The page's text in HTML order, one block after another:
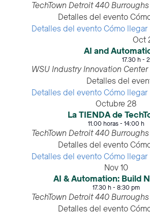
TechTown Detroit 440
Detalles del evento
Detalles del evento Cómo llegar
Oct
AI and
17.30 h-
WSU Industry Innovation Center
Detalles del
Detalles del evento Cómo llegar
Octubre28
La TIENDA de
11.00 horas- 14:00 h
TechTown Detroit 440
Detalles del evento
Detalles del evento Cómo llegar
Nov10
AI & Automation: Build
17.30 h- 8:30 pm
TechTown Detroit 440
Detalles del evento